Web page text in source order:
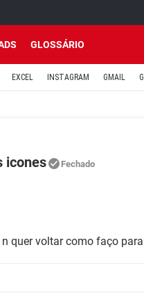
GLOSSÁRIO
EXCEL INSTAGRAM GMAIL
icones Fechado
quer voltar como faço